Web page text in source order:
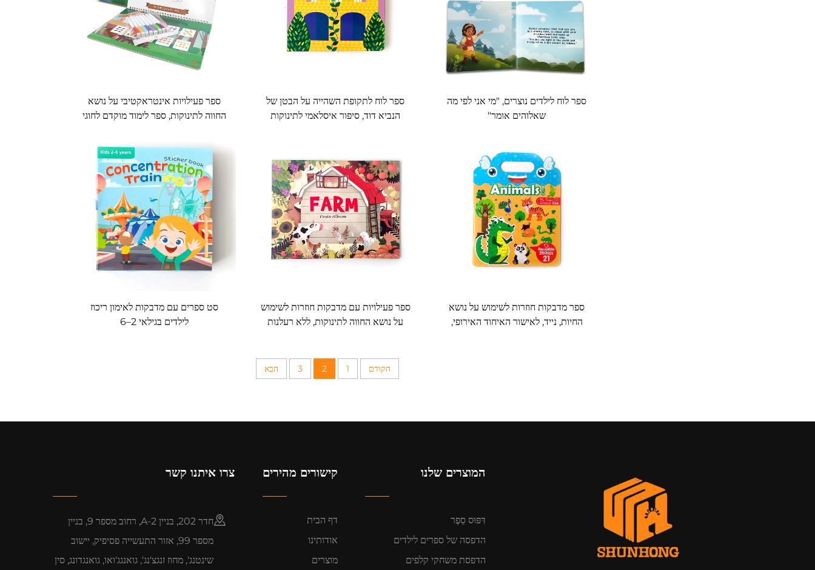
ספר לוח לילדים נוצרים, "מי אני לפי מה
שאלוהים אומר"
ספר לוח לתקופת השהייה על הבטן של
הנביא דוד, סיפור איסלאמי לתינוקות
ספר פעילויות אינטראקטיבי על נושא
החווה לתינוקות, ספר לימוד מוקדם לחוגי
ספר מדבקות חוזרות לשימוש על נושא
החיות, נייד, לאישור האיחוד האירופי,
ספר פעילויות עם מדבקות חוזרות לשימוש
על נושא החווה לתינוקות, ללא רעלנות
סט ספרים עם מדבקות לאימון ריכוז
לילדים בגילאי 2–6
הקודם 1
2
3 הבא
המוצרים שלנו
דִּפּוּס סֵפֶר
הדפסה של ספרים לילדים
הדפסת משחקי קלפים
קישורים מהירים
דף הבית
אודותינו
מוצרים
צרו איתנו קשר
חדר 202, בניין A-2, רחוב מספר 9, בניין
מספר 99, אזור התעשייה פסיפיק, יישוב
שינטנג', מחוז זנגצ'נג', גואנגג'ואו, גואנגדונג, סין